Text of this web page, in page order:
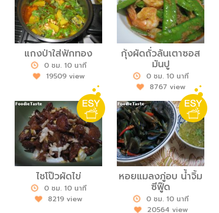
แกงป่าใส่ฟักทอง
0 ชม. 10 นาที
19509 view
กุ้งผัดถั่วลันเตาซอส
มันปู
0 ชม. 10 นาที
8767 view
ไชโป๊วผัดไข่
0 ชม. 10 นาที
8219 view
หอยแมลงภู่อบ น้ำจิ้ม
ซีฟู๊ด
0 ชม. 10 นาที
20564 view